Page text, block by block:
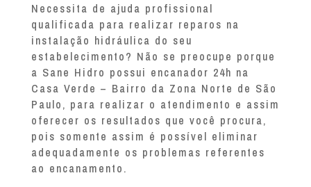
Necessita de ajuda profissional
qualificada para realizar reparos na
instalação hidráulica do seu
estabelecimento? Não se preocupe porque
a Sane Hidro possui encanador 24h na
Casa Verde – Bairro da Zona Norte de São
Paulo, para realizar o atendimento e assim
oferecer os resultados que você procura,
pois somente assim é possível eliminar
adequadamente os problemas referentes
ao encanamento.